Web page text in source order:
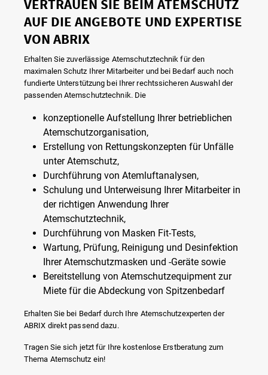
VERTRAUEN SIE BEIM ATEMSCHUTZ
AUF DIE ANGEBOTE UND EXPERTISE
VON ABRIX
Erhalten Sie zuverlässige Atemschutztechnik für den
maximalen Schutz Ihrer Mitarbeiter und bei Bedarf auch noch
fundierte Unterstützung bei Ihrer rechtssicheren Auswahl der
passenden Atemschutztechnik. Die
konzeptionelle Aufstellung Ihrer betrieblichen
Atemschutzorganisation,
Erstellung von Rettungskonzepten für Unfälle
unter Atemschutz,
Durchführung von Atemluftanalysen,
Schulung und Unterweisung Ihrer Mitarbeiter in
der richtigen Anwendung Ihrer
Atemschutztechnik,
Durchführung von Masken Fit-Tests,
Wartung, Prüfung, Reinigung und Desinfektion
Ihrer Atemschutzmasken und -Geräte sowie
Bereitstellung von Atemschutzequipment zur
Miete für die Abdeckung von Spitzenbedarf
Erhalten Sie bei Bedarf durch Ihre Atemschutzexperten der
ABRIX direkt passend dazu.
Tragen Sie sich jetzt für Ihre kostenlose Erstberatung zum
Thema Atemschutz ein!